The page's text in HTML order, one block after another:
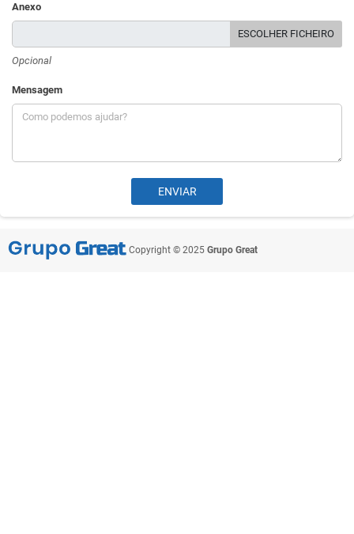
Anexo
ESCOLHER FICHEIRO
Opcional
Mensagem
Copyright © 2025 Grupo Great